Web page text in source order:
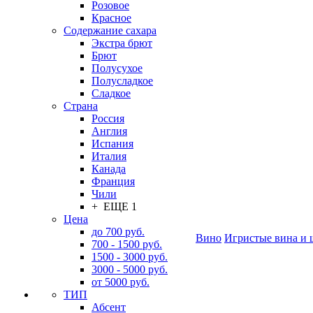
Розовое
Красное
Содержание сахара
Экстра брют
Брют
Полусухое
Полусладкое
Сладкое
Страна
Россия
Англия
Испания
Италия
Канада
Франция
Чили
+ ЕЩЕ 1
Цена
до 700 руб.
700 - 1500 руб.
1500 - 3000 руб.
3000 - 5000 руб.
от 5000 руб.
ТИП
Абсент
Вино Игристые вина и